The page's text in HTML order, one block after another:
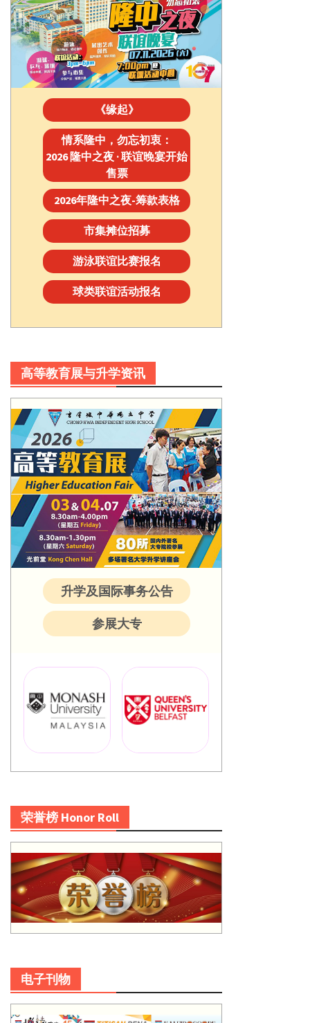
《缘起》
情系隆中，勿忘初衷：
2026 隆中之夜 · 联谊晚宴开始
售票
2026年隆中之夜-筹款表格
市集摊位招募
游泳联谊比赛报名
球类联谊活动报名
高等教育展与升学资讯
升学及国际事务公告
参展大专
荣誉榜 Honor Roll
电子刊物